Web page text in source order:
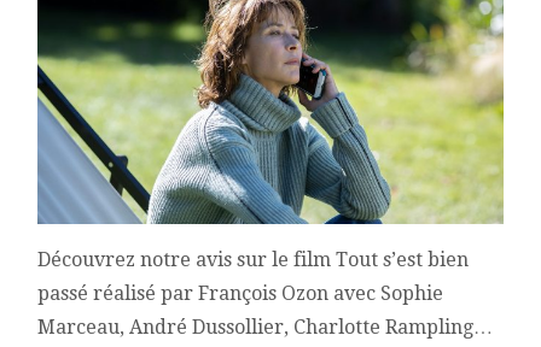
(2021)
FRANÇOIS
OZON
Découvrez notre avis sur le film Tout s’est bien
passé réalisé par François Ozon avec Sophie
Marceau, André Dussollier, Charlotte Rampling…